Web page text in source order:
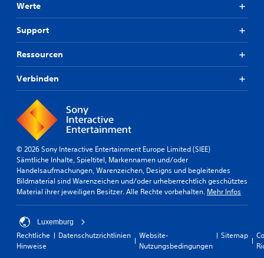
Werte
Support
Ressourcen
Verbinden
© 2026 Sony Interactive Entertainment Europe Limited (SIEE)
Sämtliche Inhalte, Spieltitel, Markennamen und/oder
Handelsaufmachungen, Warenzeichen, Designs und begleitendes
Bildmaterial sind Warenzeichen und/oder urheberrechtlich geschütztes
Material ihrer jeweiligen Besitzer. Alle Rechte vorbehalten. Mehr Infos
Luxemburg
Rechtliche
Hinweise
Datenschutzrichtlinien
Website-
Nutzungsbedingungen
Sitemap